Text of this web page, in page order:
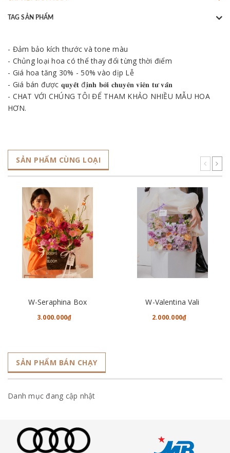
TAG SẢN PHẨM
- Đảm bảo kích thước và tone màu
- Chủng loại hoa có thể thay đổi từng thời điểm
- Giá hoa tăng 30% - 50% vào dịp Lễ
- Giá bán được 𝐪𝐮𝐲𝐞̂́𝐭 đ𝐢̣𝐧𝐡 𝐛𝐨̛̉𝐢 𝐜𝐡𝐮𝐲𝐞̂𝐧 𝐯𝐢𝐞̂𝐧 𝐭𝐮̛ 𝐯𝐚̂́𝐧
- CHAT VỚI CHÚNG TÔI ĐỂ THAM KHẢO NHIỀU MẪU HOA
HƠN.
SẢN PHẨM CÙNG LOẠI
W-Seraphina Box
3.000.000₫
W-Valentina Vali
2.000.000₫
SẢN PHẨM BÁN CHẠY
Danh mục đang cập nhật